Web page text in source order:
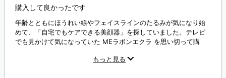
購入して良かったです
年齢とともにほうれい線やフェイスラインのたるみが気になり始
めて、「自宅でもケアできる美顔器」を探していました。テレビ
でも見かけて気になっていた MEラボンエクラ を思い切って購
り入れやすいです。家族が横にいても気まずさがなく、日常の中
もっと見る